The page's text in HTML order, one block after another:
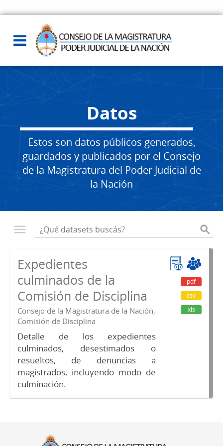
Datos
Estos son datos públicos generados,
guardados y publicados por el Consejo
de la Magistratura del Poder Judicial de
la Nación
Expedientes
culminados de la
Comisión de Disciplina
Consejo de la Magistratura de la Nación,
Comisión de Disciplina
Detalle de los expedientes
culminados, desestimados o
resueltos, de denuncias a
magistrados, incluyendo modo de
culminación.
pdf
csv
xls